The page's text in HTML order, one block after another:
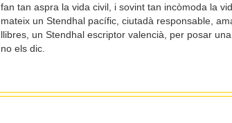
fan tan aspra la vida civil, i sovint tan incòmoda la
mateix un Stendhal pacífic, ciutadà responsable,
llibres, un Stendhal escriptor valencià, per posar
no els dic.